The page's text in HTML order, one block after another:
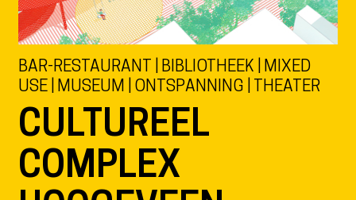
BAR-RESTAURANT | BIBLIOTHEEK | MIXED
USE | MUSEUM | ONTSPANNING | THEATER
CULTUREEL
COMPLEX